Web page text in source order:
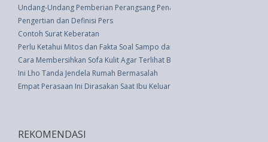
Undang-Undang Pemberian Perangsang Penanaman Modal (UU 26 thn
Pengertian dan Definisi Pers
Contoh Surat Keberatan
Perlu Ketahui Mitos dan Fakta Soal Sampo dan Perawatan Rambut
Cara Membersihkan Sofa Kulit Agar Terlihat Baru
Ini Lho Tanda Jendela Rumah Bermasalah
Empat Perasaan Ini Dirasakan Saat Ibu Keluar Rumah
REKOMENDASI